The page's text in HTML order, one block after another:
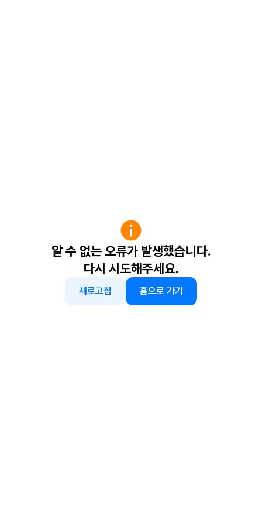
알 수 없는 오류가 발생했습니다.
다시 시도해주세요.
새로고침 홈으로 가기